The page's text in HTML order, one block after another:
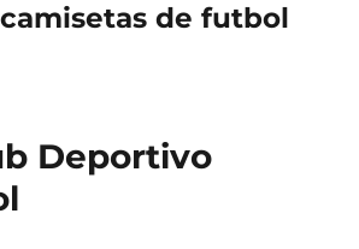
camisetas de futbol
Deportivo